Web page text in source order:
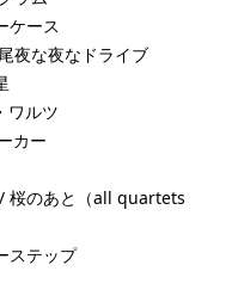
ケース
夜な夜なドライブ
ワルツ
カー
/ 桜のあと（all quartets
ステップ